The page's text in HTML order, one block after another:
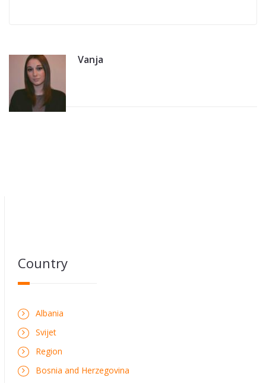
Vanja
Country
Albania
Svijet
Region
Bosnia and Herzegovina